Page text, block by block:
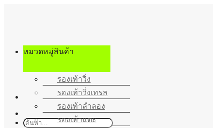
เนื้อหา
ค้นหา:
หมวดหมู่สินค้า
รองเท้าวิ่ง
รองเท้าวิ่งเทรล
รองเท้าลำลอง
รองเท้าแตะ